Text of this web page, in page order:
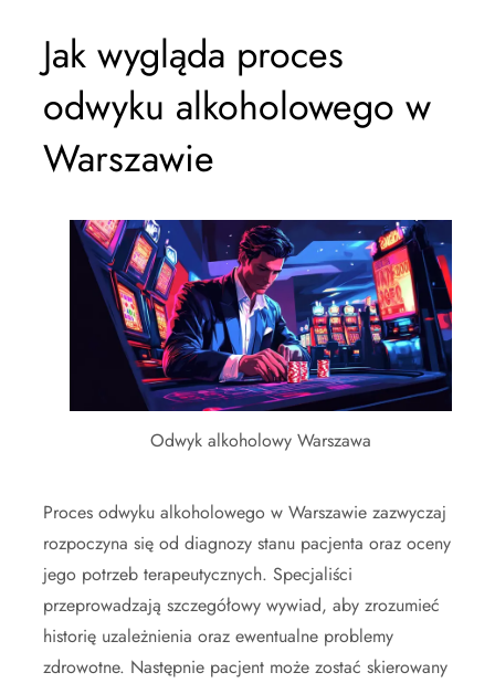
Jak wygląda proces
odwyku alkoholowego w
Warszawie
Odwyk alkoholowy Warszawa
Proces odwyku alkoholowego w Warszawie zazwyczaj
rozpoczyna się od diagnozy stanu pacjenta oraz oceny
jego potrzeb terapeutycznych. Specjaliści
przeprowadzają szczegółowy wywiad, aby zrozumieć
historię uzależnienia oraz ewentualne problemy
zdrowotne. Następnie pacjent może zostać skierowany